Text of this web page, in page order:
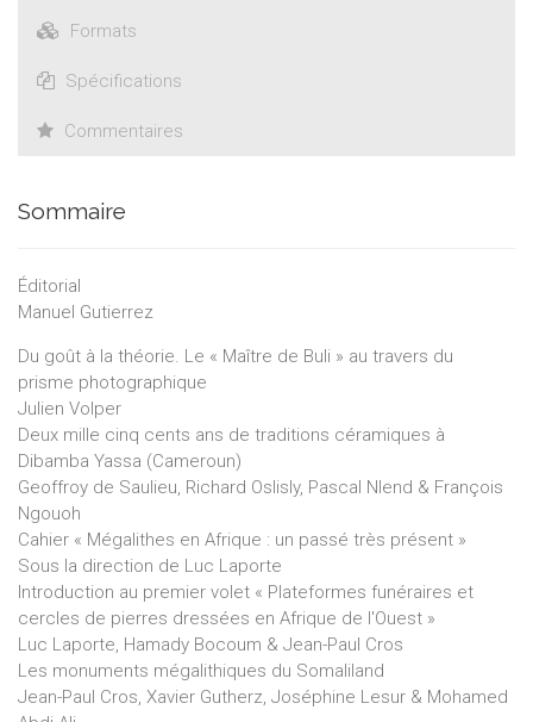
Formats
Spécifications
Commentaires
Sommaire
Éditorial
Manuel Gutierrez
Du goût à la théorie. Le « Maître de Buli » au travers du
prisme photographique
Julien Volper
Deux mille cinq cents ans de traditions céramiques à
Dibamba Yassa (Cameroun)
Geoffroy de Saulieu, Richard Oslisly, Pascal Nlend & François
Ngouoh
Cahier « Mégalithes en Afrique : un passé très présent »
Sous la direction de Luc Laporte
Introduction au premier volet « Plateformes funéraires et
cercles de pierres dressées en Afrique de l'Ouest »
Luc Laporte, Hamady Bocoum & Jean-Paul Cros
Les monuments mégalithiques du Somaliland
Jean-Paul Cros, Xavier Gutherz, Joséphine Lesur & Mohamed